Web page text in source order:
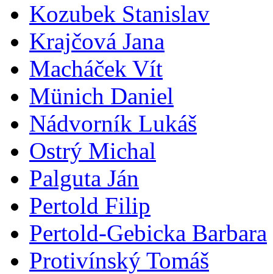
Kozubek Stanislav
Krajčová Jana
Macháček Vít
Münich Daniel
Nádvorník Lukáš
Ostrý Michal
Palguta Ján
Pertold Filip
Pertold-Gebicka Barbara
Protivínský Tomáš